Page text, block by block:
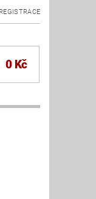
REGISTRACE
0 Kč